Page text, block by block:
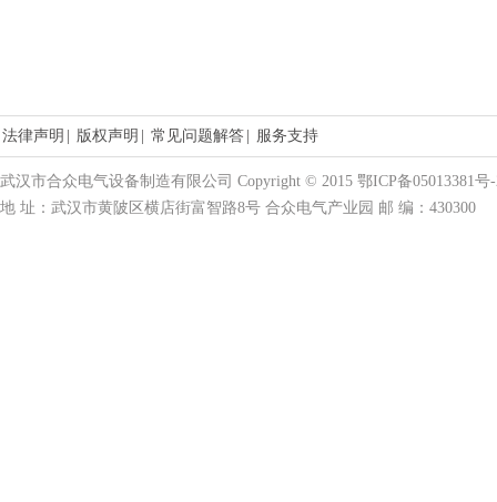
法律声明 版权声明 常见问题解答 服务支持
武汉市合众电气设备制造有限公司 Copyright © 2015 鄂ICP备05013381号
地 址：武汉市黄陂区横店街富智路8号 合众电气产业园 邮 编：430300